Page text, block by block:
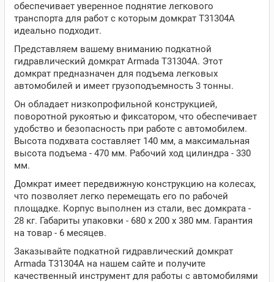
обеспечивает уверенное поднятие легкового
транспорта для работ с которым домкрат T31304A
идеально подходит.
Представляем вашему вниманию подкатной
гидравлический домкрат Armada T31304A. Этот
домкрат предназначен для подъема легковых
автомобилей и имеет грузоподъемность 3 тонны.
Он обладает низкопрофильной конструкцией,
поворотной рукоятью и фиксатором, что обеспечивает
удобство и безопасность при работе с автомобилем.
Высота подхвата составляет 140 мм, а максимальная
высота подъема - 470 мм. Рабочий ход цилиндра - 330
мм.
Домкрат имеет передвижную конструкцию на колесах,
что позволяет легко перемещать его по рабочей
площадке. Корпус выполнен из стали, вес домкрата -
28 кг. Габариты упаковки - 680 x 200 x 380 мм. Гарантия
на товар - 6 месяцев.
Заказывайте подкатной гидравлический домкрат
Armada T31304A на нашем сайте и получите
качественный инструмент для работы с автомобилями